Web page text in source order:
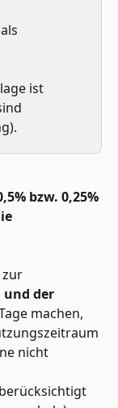
ist
bzw. 0,25%
zur
und der
machen,
nicht